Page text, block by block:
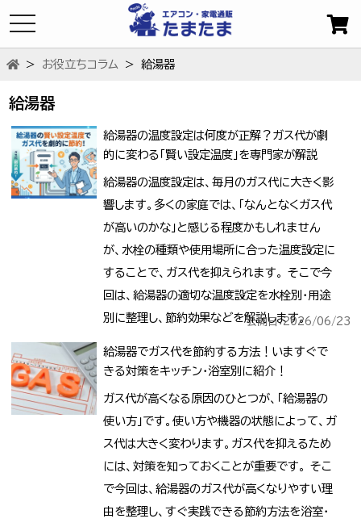
お役立ちコラム 給湯器
給湯器
給湯器の温度設定は何度が正解？ガス代が劇
的に変わる「賢い設定温度」を専門家が解説
給湯器の温度設定は、毎月のガス代に大きく影
響します。多くの家庭では、「なんとなくガス代
が高いのかな」と感じる程度かもしれません
が、水栓の種類や使用場所に合った温度設定に
することで、ガス代を抑えられます。 そこで今
回は、給湯器の適切な温度設定を水栓別・用途
別に整理し、節約効果などを解説します。
公開日：2026/06/23
給湯器でガス代を節約する方法！いますぐで
きる対策をキッチン・浴室別に紹介！
ガス代が高くなる原因のひとつが、「給湯器の
使い方」です。使い方や機器の状態によって、ガ
ス代は大きく変わります。ガス代を抑えるため
には、対策を知っておくことが重要です。 そこ
で今回は、給湯器のガス代が高くなりやすい理
由を整理し、すぐ実践できる節約方法を浴室・
toggle
navigation